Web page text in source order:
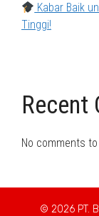
Kabar Baik
Tinggi!
Recent
No comments
© 2026 PT.